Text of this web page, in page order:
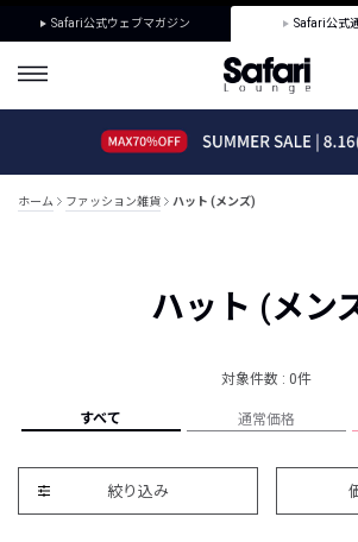
Safari公式ウェブマガジン Safari公式
ホーム ファッション雑貨 ハット (メンズ)
ハット (メン
対象件数 : 0件
すべて 通常価格
絞り込み